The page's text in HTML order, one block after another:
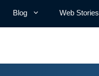
Blog Web Stories